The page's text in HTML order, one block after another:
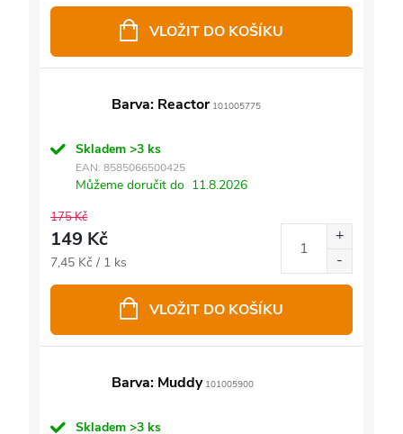
cena:
VLOŽIT DO KOŠÍKU
Barva: Reactor101005775
Skladem >3 ks
EAN: 8585066500425
Můžeme doručit do 11.8.2026
175 Kč
149 Kč
Měrná
cena:
7,45 Kč / 1 ks
VLOŽIT DO KOŠÍKU
Barva: Muddy101005900
Skladem >3 ks